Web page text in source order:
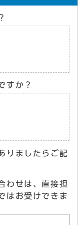
すか？
りましたらご記
わせは、直接担
はお受けできま